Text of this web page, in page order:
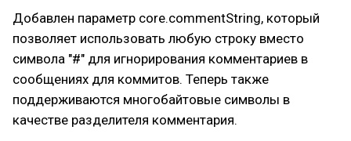
Добавлен параметр core.commentString, который
позволяет использовать любую строку вместо
символа "#" для игнорирования комментариев в
сообщениях для коммитов. Теперь также
поддерживаются многобайтовые символы в
качестве разделителя комментария.